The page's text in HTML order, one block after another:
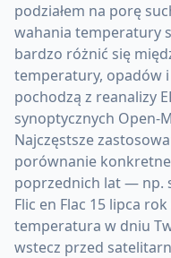
podziałem na porę
wahania temperatury
bardzo różnić się
temperatury, opadów
pochodzą z reanalizy
synoptycznych Open-
Najczęstsze
porównanie
poprzednich lat — np.
Flic en Flac 15 lipca
temperatura w dniu
wstecz przed